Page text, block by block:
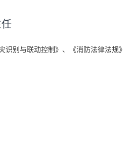
识别与联动控制》、《消防法律法规》